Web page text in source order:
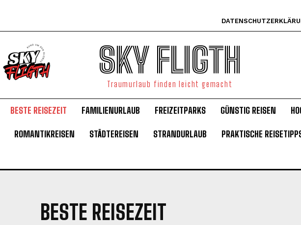
SKY FLIGTH
Traumurlaub finden leicht gemacht
BESTE REISEZEIT FAMILIENURLAUB FREIZEITPARKS GÜNSTIG REISEN
ROMANTIKREISEN STÄDTEREISEN STRANDURLAUB PRAKTISCHE
BESTE REISEZEIT